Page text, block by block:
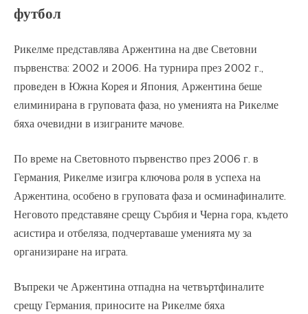
футбол
Рикелме представлява Аржентина на две Световни
първенства: 2002 и 2006. На турнира през 2002 г.,
проведен в Южна Корея и Япония, Аржентина беше
елиминирана в груповата фаза, но уменията на Рикелме
бяха очевидни в изиграните мачове.
По време на Световното първенство през 2006 г. в
Германия, Рикелме изигра ключова роля в успеха на
Аржентина, особено в груповата фаза и осминафиналите.
Неговото представяне срещу Сърбия и Черна гора, където
асистира и отбеляза, подчертаваше уменията му за
организиране на играта.
Въпреки че Аржентина отпадна на четвъртфиналите
срещу Германия, приносите на Рикелме бяха